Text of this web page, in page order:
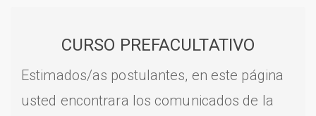
CURSO PREFACULTATIVO
Estimados/as postulantes, en este página
usted encontrara los comunicados de la